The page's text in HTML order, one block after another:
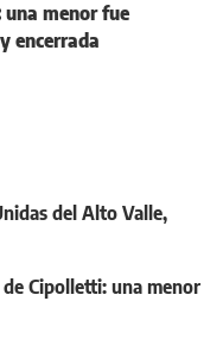
menor fue
encerrada
del Alto Valle,
Cipolletti: una menor